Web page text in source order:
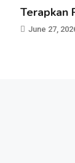
Terapkan
June 27,